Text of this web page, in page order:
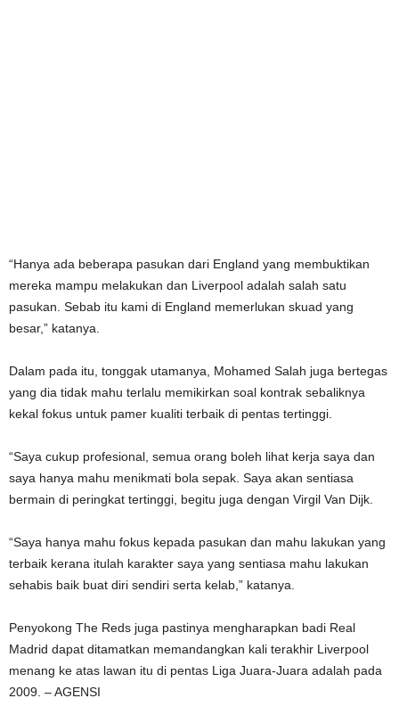
“Hanya ada beberapa pasukan dari England yang membuktikan
mereka mampu melakukan dan Liverpool adalah salah satu
pasukan. Sebab itu kami di England memerlukan skuad yang
besar,” katanya.
Dalam pada itu, tonggak utamanya, Mohamed Salah juga bertegas
yang dia tidak mahu terlalu memikirkan soal kontrak sebaliknya
kekal fokus untuk pamer kualiti terbaik di pentas tertinggi.
“Saya cukup profesional, semua orang boleh lihat kerja saya dan
saya hanya mahu menikmati bola sepak. Saya akan sentiasa
bermain di peringkat tertinggi, begitu juga dengan Virgil Van Dijk.
“Saya hanya mahu fokus kepada pasukan dan mahu lakukan yang
terbaik kerana itulah karakter saya yang sentiasa mahu lakukan
sehabis baik buat diri sendiri serta kelab,” katanya.
Penyokong The Reds juga pastinya mengharapkan badi Real
Madrid dapat ditamatkan memandangkan kali terakhir Liverpool
menang ke atas lawan itu di pentas Liga Juara-Juara adalah pada
2009. – AGENSI